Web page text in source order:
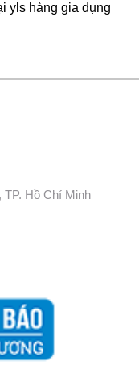
yls hàng gia dụng
Hồ Chí Minh